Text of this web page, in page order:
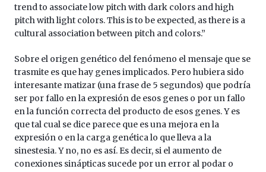
trend to associate low pitch with dark colors and high
pitch with light colors. This is to be expected, as there is a
cultural association between pitch and colors.”
Sobre el origen genético del fenómeno el mensaje que se
trasmite es que hay genes implicados. Pero hubiera sido
interesante matizar (una frase de 5 segundos) que podría
ser por fallo en la expresión de esos genes o por un fallo
en la función correcta del producto de esos genes. Y es
que tal cual se dice parece que es una mejora en la
expresión o en la carga genética lo que lleva a la
sinestesia. Y no, no es así. Es decir, si el aumento de
conexiones sinápticas sucede por un error al podar o